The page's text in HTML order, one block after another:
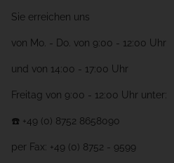
Sie erreichen uns
von Mo. - Do. von 9:00 - 12:00 Uhr
und von 14:00 - 17:00 Uhr
Freitag von 9:00 - 12:00 Uhr unter:
☎️ +49 (0) 8752 8658090
per Fax: +49 (0) 8752 - 9599